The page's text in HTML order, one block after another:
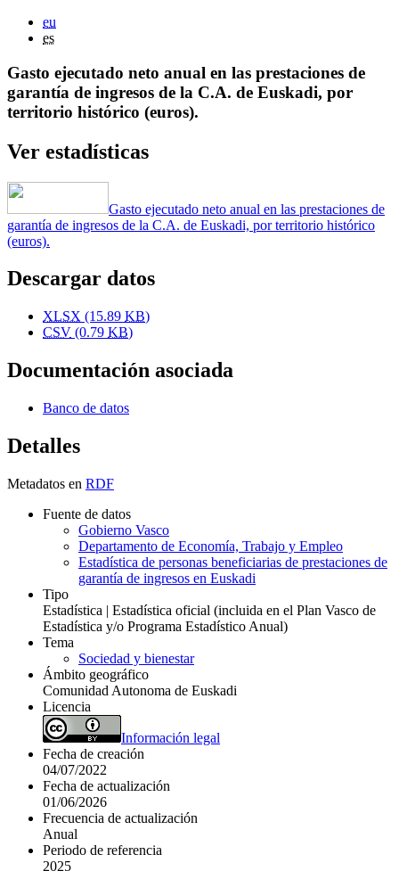
eu
es
Gasto ejecutado neto anual en las prestaciones de
garantía de ingresos de la C.A. de Euskadi, por
territorio histórico (euros).
Ver estadísticas
Gasto ejecutado neto anual en las prestaciones de
garantía de ingresos de la C.A. de Euskadi, por territorio histórico
(euros).
Descargar datos
XLSX (15.89 KB)
CSV (0.79 KB)
Documentación asociada
Banco de datos
Detalles
Metadatos en RDF
Fuente de datos
Gobierno Vasco
Departamento de Economía, Trabajo y Empleo
Estadística de personas beneficiarias de prestaciones de
garantía de ingresos en Euskadi
Tipo
Estadística | Estadística oficial (incluida en el Plan Vasco de
Estadística y/o Programa Estadístico Anual)
Tema
Sociedad y bienestar
Ámbito geográfico
Comunidad Autonoma de Euskadi
Licencia
Información legal
Fecha de creación
04/07/2022
Fecha de actualización
01/06/2026
Frecuencia de actualización
Anual
Periodo de referencia
2025